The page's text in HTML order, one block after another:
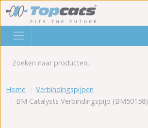
Home
Verbindingspijpen
BM Catalysts Verbindingspijp (BM50158)